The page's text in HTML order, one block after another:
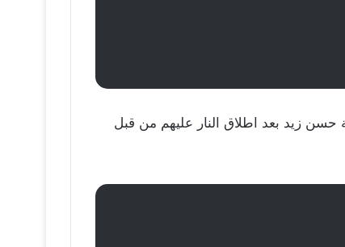
حسن زيد بعد اطلاق النار عليهم من قبل